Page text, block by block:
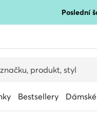
Poslední
Bestsellery Dámské